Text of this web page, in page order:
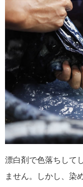
漂白剤で色落ちして
ません。しかし、染